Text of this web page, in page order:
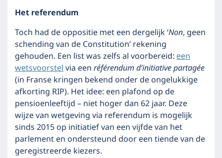
Het referendum
Toch had de oppositie met een dergelijk ‘Non, geen
schending van de Constitution’ rekening
gehouden. Een list was zelfs al voorbereid:een
wetsvoorstelvia eenréférendum d’initiative partagée
(in Franse kringen bekend onder de ongelukkige
afkorting RIP). Het idee: een plafond op de
pensioenleeftijd – niet hoger dan 62 jaar. Deze
wijze van wetgeving via referendum is mogelijk
sinds 2015 op initiatief van een vijfde van het
parlement en ondersteund door een tiende van de
geregistreerde kiezers.